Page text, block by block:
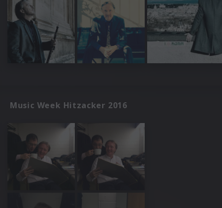
Music Week Hitzacker 2016